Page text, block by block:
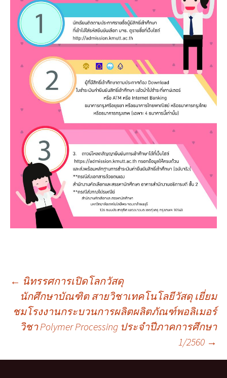
เมนู
นำทาง
เรื่อง
← นิทรรศการเปิดโลกวัสดุ
นักศึกษาบัณฑิต สายวิชาเทคโนโลยีวัสดุ เยี่ยม
ชมโรงงานกระบวนการผลิตผลิตภัณฑ์พอลิเมอร์
วิชา Polymer Processing ประจำปีภาคการศึกษา
1/2560 →